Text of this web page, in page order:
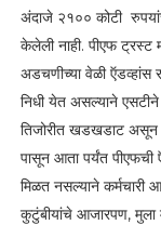
अंदाजे २१०० कोटी
केलेली नाही. पीएफ ट्रस्ट
अडचणीच्या वेळी
निधी येत असल्याने
तिजोरीत खडखडाट असून
पासून आता पर्यंत
मिळत नसल्याने
कुटुंबीयांचे आजारपण, मुला